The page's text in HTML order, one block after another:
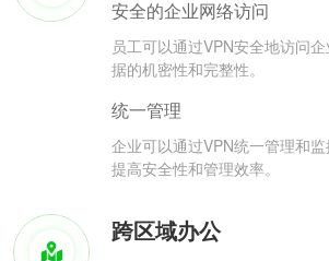
安全的企业网络访问
员工可以通过VPN安全地访问
据的机密性和完整性。
统一管理
企业可以通过VPN统一管理和监
提高安全性和管理效率。
跨区域办公